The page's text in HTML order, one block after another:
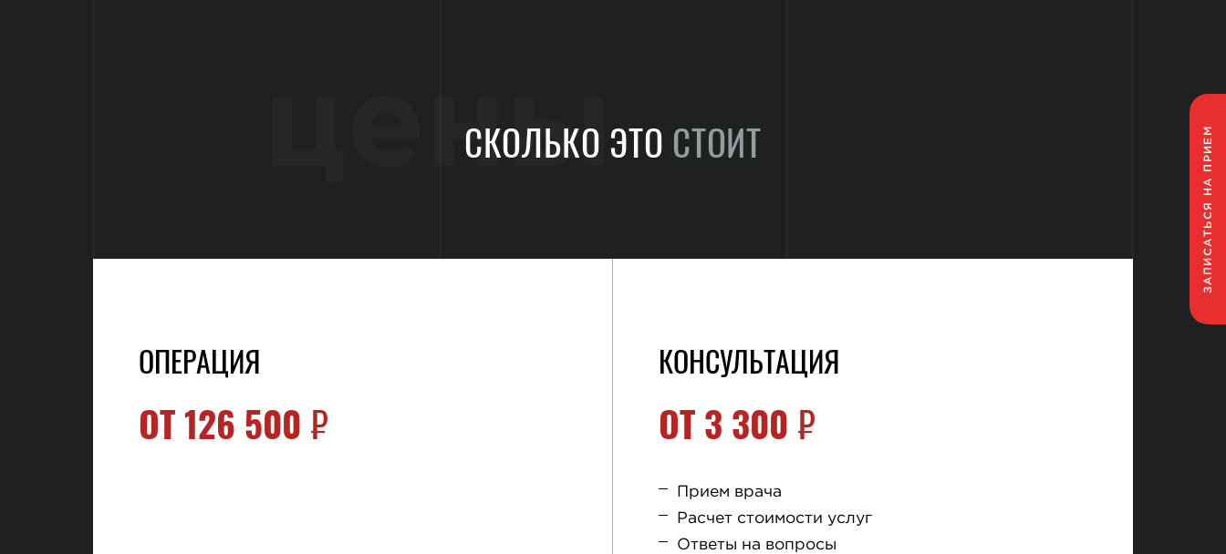
ЗАПИСАТЬСЯ
НА ПРИЕМ
СКОЛЬКО ЭТО СТОИТ
цены
ОПЕРАЦИЯ
ОТ126 500 ₽
КОНСУЛЬТАЦИЯ
ОТ3 300 ₽
Прием врача
Расчет стоимости услуг
Ответы на вопросы